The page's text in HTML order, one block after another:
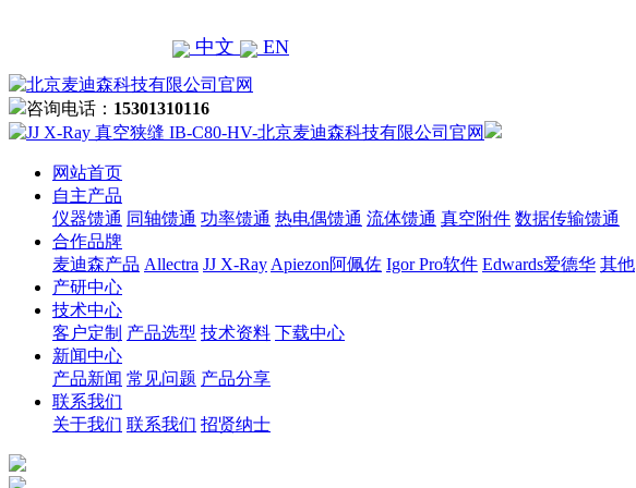
中文 EN
咨询电话： 15301310116
网站首页
自主产品
仪器馈通 同轴馈通 功率馈通 热电偶馈通 流体馈通 真空附件 数据传输馈通
合作品牌
麦迪森产品 Allectra JJ X-Ray Apiezon阿佩佐 Igor Pro软件 Edwards爱德华 其他
产研中心
技术中心
客户定制 产品选型 技术资料 下载中心
新闻中心
产品新闻 常见问题 产品分享
联系我们
关于我们 联系我们 招贤纳士